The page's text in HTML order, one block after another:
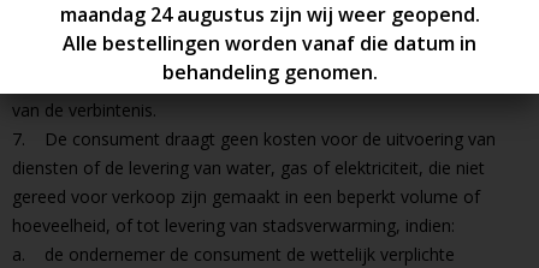
een bedrag verschuldigd dat evenredig is aan dat gedeelte van de
verbintenis dat door de ondernemer is nagekomen op het
moment van herroeping, vergeleken met de volledige nakoming
van de verbintenis.
7. De consument draagt geen kosten voor de uitvoering van
diensten of de levering van water, gas of elektriciteit, die niet
gereed voor verkoop zijn gemaakt in een beperkt volume of
hoeveelheid, of tot levering van stadsverwarming, indien:
a. de ondernemer de consument de wettelijk verplichte